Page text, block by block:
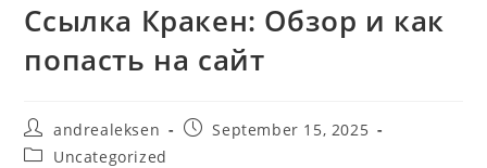
Ссылка Кракен: Обзор и как
попасть на сайт
andrealeksen
September 15, 2025
Uncategorized